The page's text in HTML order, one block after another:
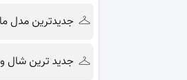
جدیدترین مدل
جدید ترین شال و